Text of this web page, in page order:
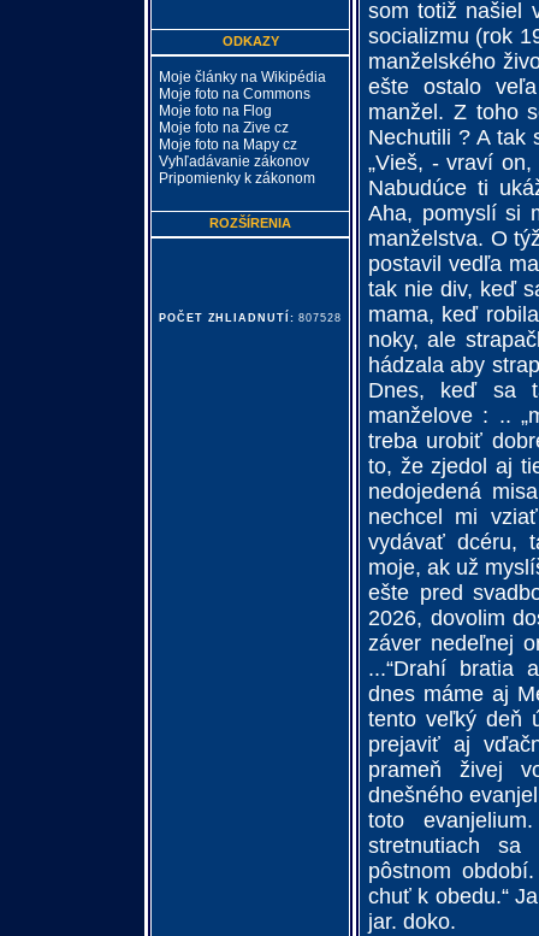
som totiž našiel
socializmu (rok
manželského
ešte ostalo
manžel. Z toho
Nechutili ? A tak
„Vieš, - vraví
Nabudúce ti
Aha, pomyslí si
manželstva. O
postavil vedľa
tak nie div, keď
mama, keď
noky, ale
hádzala aby
Dnes, keď sa
manželove : ..
treba urobiť
to, že zjedol aj
nedojedená
nechcel mi
vydávať dcéru,
moje, ak už
ešte pred
2026, dovolim
záver nedeľnej
...“Drahí bratia
dnes máme aj
tento veľký deň
prejaviť aj
prameň živej
dnešného
toto
stretnutiach
pôstnom
chuť k obedu.“
jar. doko.
ODKAZY
Moje články na Wikipédia
Moje foto na Commons
Moje foto na Flog
Moje foto na Zive cz
Moje foto na Mapy cz
Vyhľadávanie zákonov
Pripomienky k zákonom
ROZŠÍRENIA
POČET ZHLIADNUTÍ: 807528